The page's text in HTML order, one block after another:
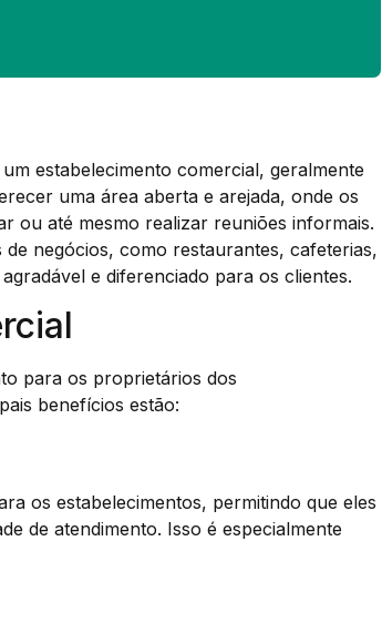
estabelecimento comercial, geralmente
uma área aberta e arejada, onde os
ou até mesmo realizar reuniões informais.
negócios, como restaurantes, cafeterias,
e diferenciado para os clientes.
para os proprietários dos
benefícios estão:
os estabelecimentos, permitindo que eles
de atendimento. Isso é especialmente